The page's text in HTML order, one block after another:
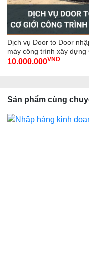
Dịch vụ Door to Door
máy công trình xây dựng
10.000.000VND
-
Sản phẩm cùng